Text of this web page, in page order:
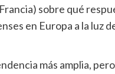
sobre qué
en Europa a la luz